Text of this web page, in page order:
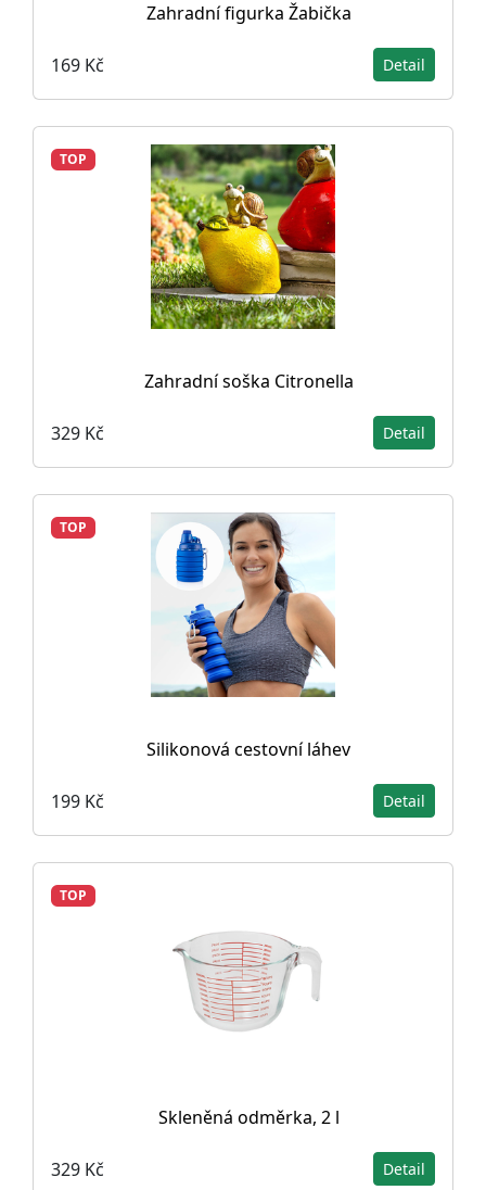
Zahradní figurka Žabička
169 Kč Detail
TOP
Zahradní soška Citronella
329 Kč Detail
TOP
Silikonová cestovní láhev
199 Kč Detail
TOP
Skleněná odměrka, 2 l
329 Kč Detail